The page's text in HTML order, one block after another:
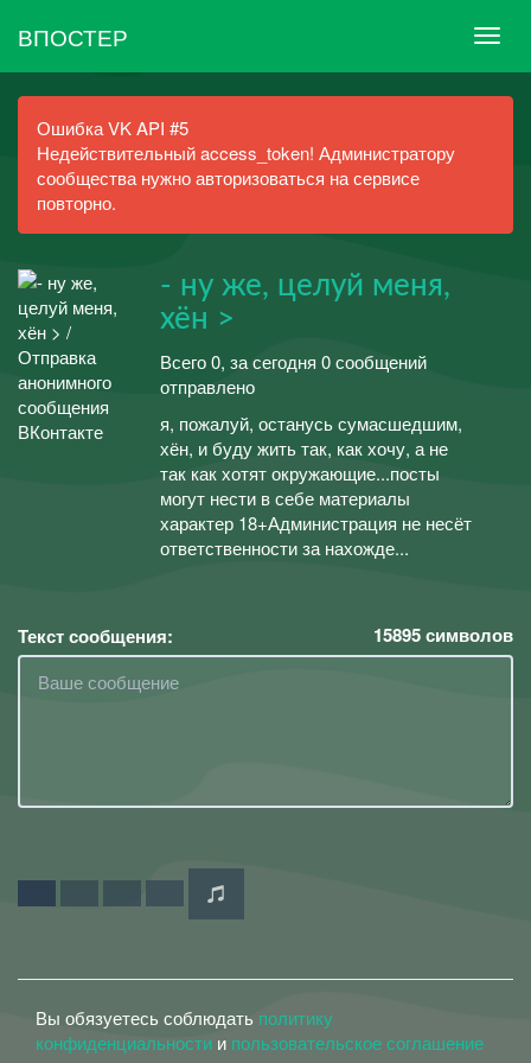
ВПОСТЕР
Ошибка VK API #5
Недействительный access_token! Администратору
сообщества нужно авторизоваться на сервисе
повторно.
- ну же, целуй меня,
хён >
Всего 0, за сегодня 0 сообщений
отправлено
я, пожалуй, останусь сумасшедшим,
хён, и буду жить так, как хочу, а не
так как хотят окружающие...посты
могут нести в себе материалы
характер 18+Администрация не несёт
ответственности за нахожде...
Текст сообщения: 15895символов
Вы обязуетесь соблюдать политику
конфиденциальности и пользовательское соглашение